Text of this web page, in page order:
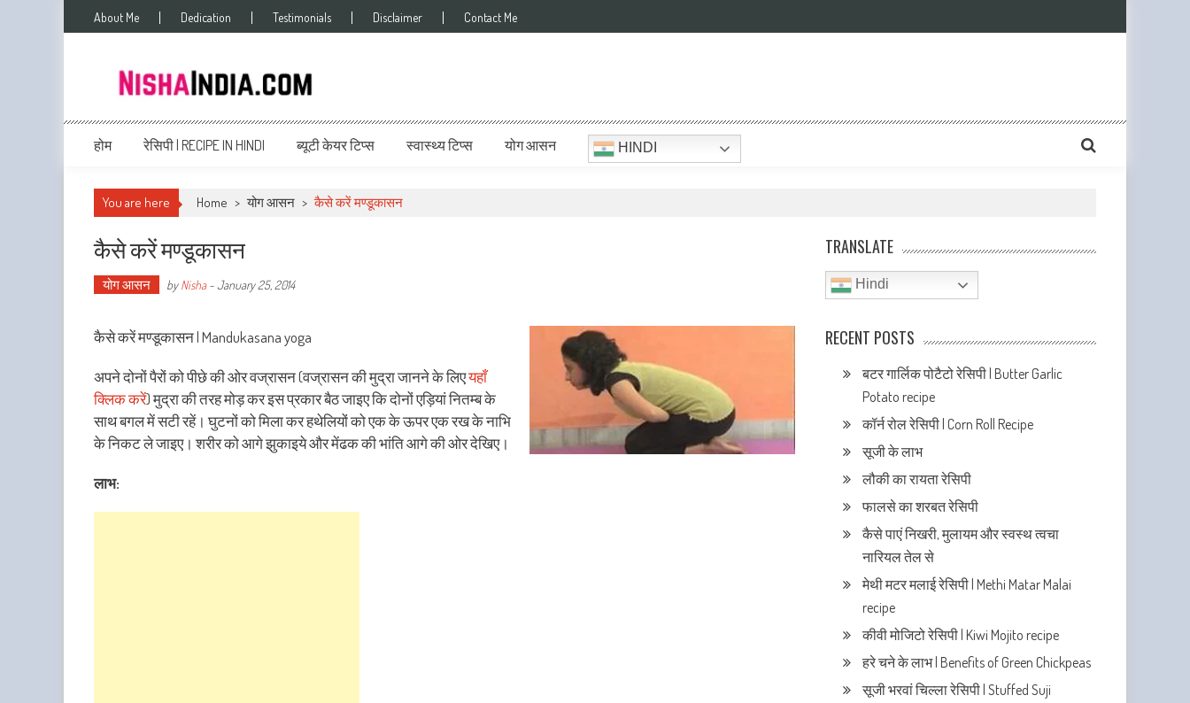
About Me Dedication Testimonials Disclaimer Contact Me
Nishaindia.com
Indian Recipes | Indian Cookery | Vegetarian Recipes
होम रेसिपी | RECIPE IN HINDI ब्यूटी केयर टिप्स स्वास्थ्य टिप्स योग आसन HINDI
You are here Home > योग आसन > कैसे करें मण्डूकासन
कैसे करें मण्डूकासन
योग आसन byNisha-January 25, 2014
कैसे करें मण्डूकासन | Mandukasana yoga
अपने दोनों पैरों को पीछे की ओर वज्रासन (वज्रासन की मुद्रा जानने के लिएयहाँ
क्लिक करें) मुद्रा की तरह मोड़ कर इस प्रकार बैठ जाइए कि दोनों एड़ियां नितम्ब के
साथ बगल में सटी रहें। घुटनों को मिला कर हथेलियों को एक के ऊपर एक रख के नाभि
के निकट ले जाइए। शरीर को आगे झुकाइये और मेंढक की भांति आगे की ओर देखिए।
लाभ:
TRANSLATE
Hindi
RECENT POSTS
बटर गार्लिक पोटैटो रेसिपी | Butter Garlic
Potato recipe
कॉर्न रोल रेसिपी | Corn Roll Recipe
सूजी के लाभ
लौकी का रायता रेसिपी
फालसे का शरबत रेसिपी
कैसे पाएं निखरी, मुलायम और स्वस्थ त्वचा
नारियल तेल से
मेथी मटर मलाई रेसिपी | Methi Matar Malai
recipe
कीवी मोजिटो रेसिपी | Kiwi Mojito recipe
हरे चने के लाभ | Benefits of Green Chickpeas
सूजी भरवां चिल्ला रेसिपी | Stuffed Suji